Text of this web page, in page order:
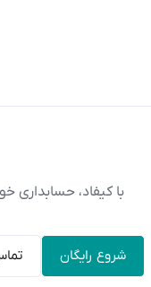
با کیفاد،
شروع رایگان